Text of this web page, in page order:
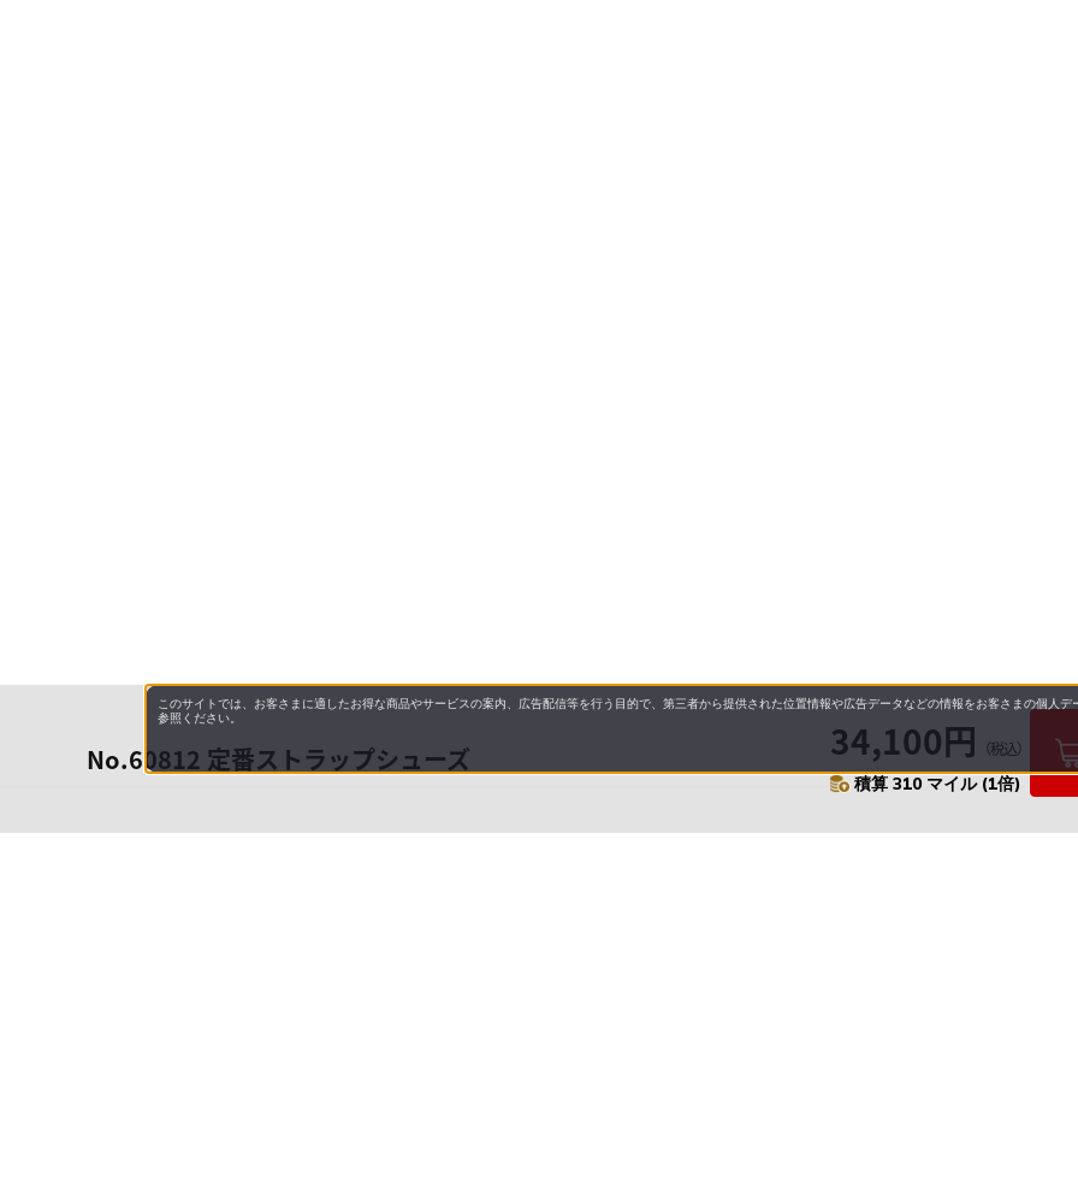
No.60812 定番ストラップシューズ 34,100円 （税込）
積算 310 マイル (1倍)
このサイトでは、お客さまに適したお得な商品やサービスの案内、広告配信等を行う目的で、第三者から提供された位置情報や広告データなどの情報をお客さまの個人
参照ください。